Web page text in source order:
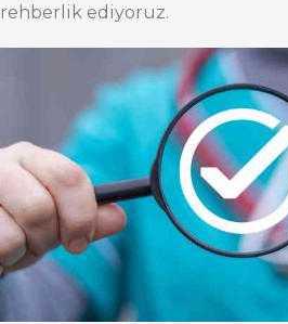
rehberlik ediyoruz.